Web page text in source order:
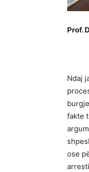
Prof.
Ndaj
fakte
ose